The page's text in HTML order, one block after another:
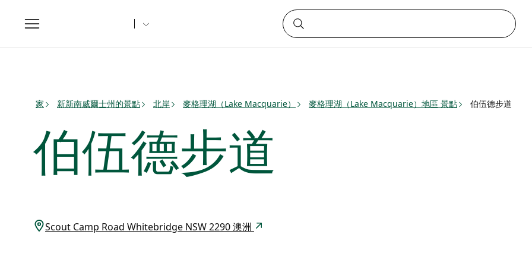
Toggle
navigation
家 新新南威爾士州的景點 北岸 麥格理湖（Lake Macquarie） 麥格理湖（Lake Macquarie）地區 景點 伯伍德步道
伯伍德步道
Scout Camp Road Whitebridge NSW 2290 澳洲